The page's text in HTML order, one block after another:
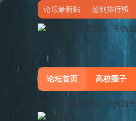
论坛最新贴 签到排行榜
论坛首页 高校圈子
梦马论坛-以梦为马，不负韶华